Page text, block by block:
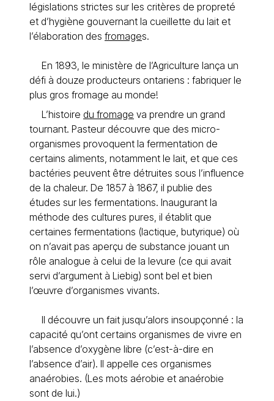
législations strictes sur les critères de propreté
et d’hygiène gouvernant la cueillette du lait et
l’élaboration des fromages.
En 1893, le ministère de l’Agriculture lança un
défi à douze producteurs ontariens : fabriquer le
plus gros fromage au monde!
L’histoire du fromage va prendre un grand
tournant. Pasteur découvre que des micro-
organismes provoquent la fermentation de
certains aliments, notamment le lait, et que ces
bactéries peuvent être détruites sous l’influence
de la chaleur. De 1857 à 1867, il publie des
études sur les fermentations. Inaugurant la
méthode des cultures pures, il établit que
certaines fermentations (lactique, butyrique) où
on n’avait pas aperçu de substance jouant un
rôle analogue à celui de la levure (ce qui avait
servi d’argument à Liebig) sont bel et bien
l’œuvre d’organismes vivants.
Il découvre un fait jusqu’alors insoupçonné : la
capacité qu’ont certains organismes de vivre en
l’absence d’oxygène libre (c’est-à-dire en
l’absence d’air). Il appelle ces organismes
anaérobies. (Les mots aérobie et anaérobie
sont de lui.)